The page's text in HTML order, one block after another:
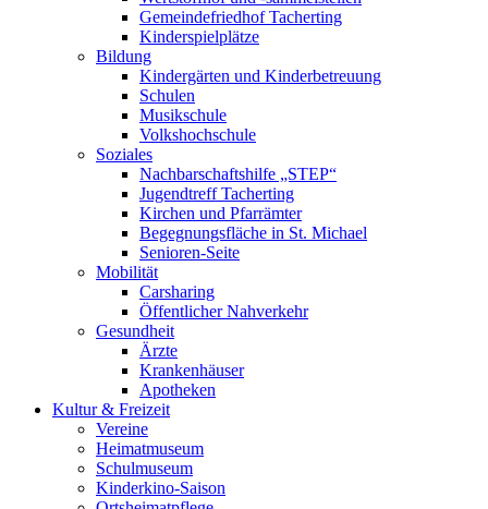
Gemeindefriedhof Tacherting
Kinderspielplätze
Bildung
Kindergärten und Kinderbetreuung
Schulen
Musikschule
Volkshochschule
Soziales
Nachbarschaftshilfe „STEP“
Jugendtreff Tacherting
Kirchen und Pfarrämter
Begegnungsfläche in St. Michael
Senioren-Seite
Mobilität
Carsharing
Öffentlicher Nahverkehr
Gesundheit
Ärzte
Krankenhäuser
Apotheken
Kultur & Freizeit
Vereine
Heimatmuseum
Schulmuseum
Kinderkino-Saison